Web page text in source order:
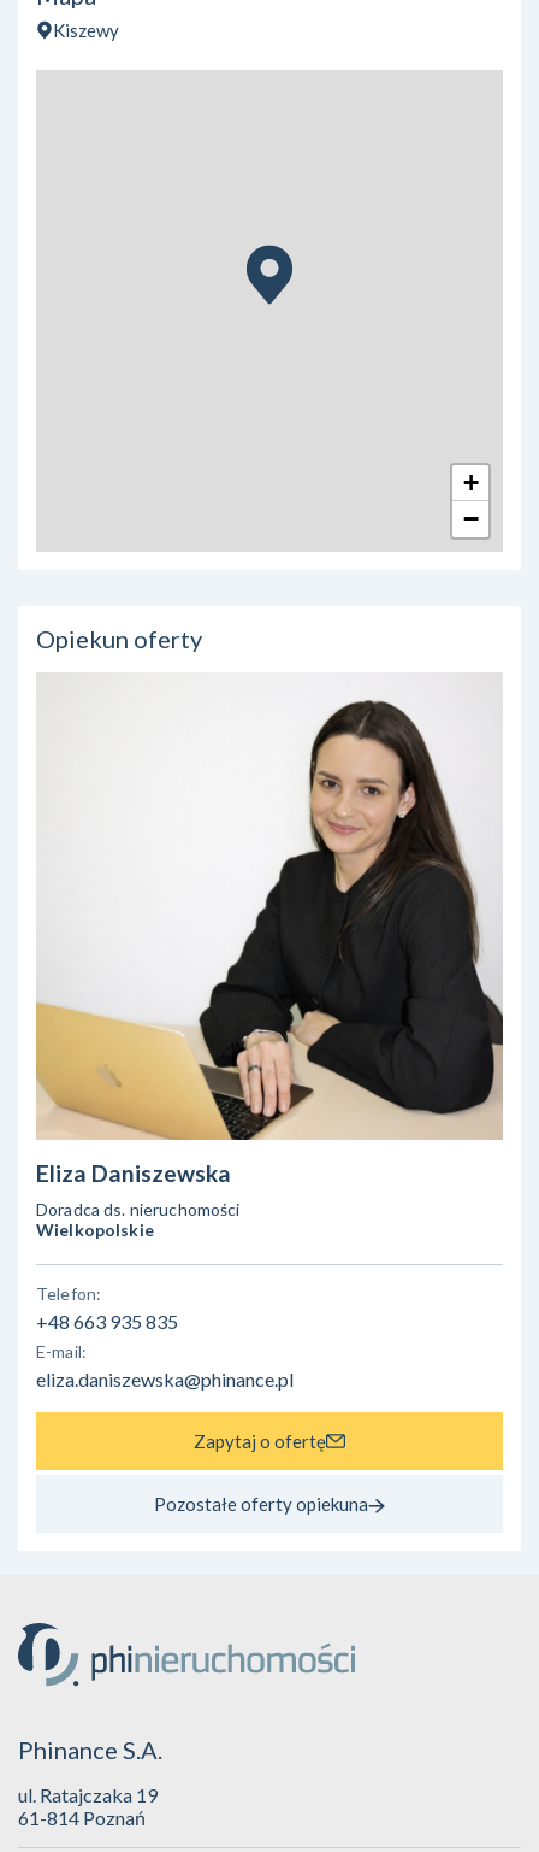
Kiszewy
+
−
Opiekun oferty
Eliza Daniszewska
Doradca ds. nieruchomości
Wielkopolskie
Telefon:
+48 663 935 835
E-mail:
eliza.daniszewska@phinance.pl
Zapytaj o ofertę
Pozostałe oferty opiekuna
Phinance S.A.
ul. Ratajczaka 19
61-814 Poznań